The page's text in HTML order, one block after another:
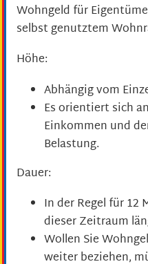
Wohngeld für
selbst genutztem
Höhe:
Abhängig vom
Es orientiert sich
Einkommen und
Belastung.
Dauer:
In der Regel für 12
dieser Zeitraum
Wollen Sie
weiter beziehen,